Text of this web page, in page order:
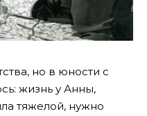
но в юности с
жизнь у Анны,
тяжелой, нужно